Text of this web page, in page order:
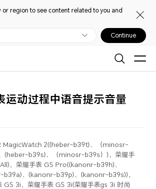
or region to see content related to you and
Continue
运动过程中语音提示音量
MagicWatch 2((heber-b39t)、（minosr-
(heber-b39s)、（minosr-b39s）)，荣耀手
，荣耀手表 GS Pro((kanonr-b39h)、
b39a)、(kanonr-b39p)、(kanonr-b39s))，
GS 3i，荣耀手表 GS 3i(荣耀手表gs 3i 时尚